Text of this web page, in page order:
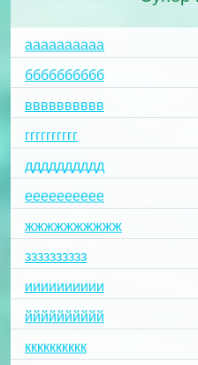
аааааааааа
бббббббббб
вввввввввв
гггггггггг
дддддддддд
ееееееееее
жжжжжжжжжж
зззззззззз
ииииииииии
йййййййййй
кккккккккк